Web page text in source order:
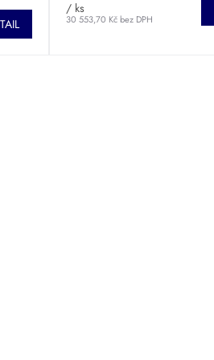
30 553,70 Kč bez DPH
/ ks